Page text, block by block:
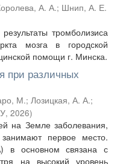
А. А.; Шнип, А. Е.
тромболизиса
мозга в городской
помощи г. Минска.
при различных
М.; Лозицкая, А. А.;
, 2026)
на Земле заболевания,
первое место.
в основном связана с
на высокий уровень